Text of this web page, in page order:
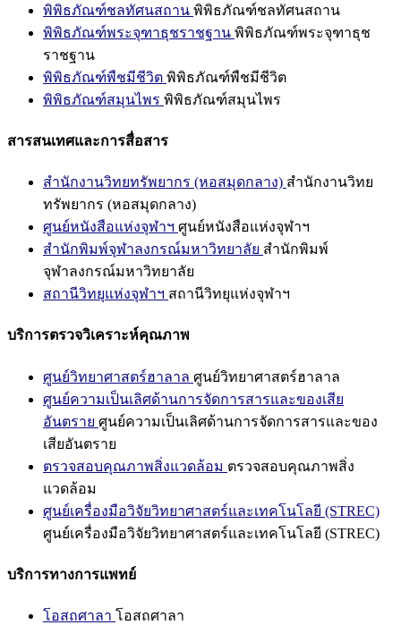
พิพิธภัณฑ์ชลทัศนสถาน พิพิธภัณฑ์ชลทัศนสถาน
พิพิธภัณฑ์พระจุฑาธุชราชฐาน พิพิธภัณฑ์พระจุฑาธุช
ราชฐาน
พิพิธภัณฑ์พืชมีชีวิต พิพิธภัณฑ์พืชมีชีวิต
พิพิธภัณฑ์สมุนไพร พิพิธภัณฑ์สมุนไพร
สารสนเทศและการสื่อสาร
สำนักงานวิทยทรัพยากร (หอสมุดกลาง) สำนักงานวิทย
ทรัพยากร (หอสมุดกลาง)
ศูนย์หนังสือแห่งจุฬาฯ ศูนย์หนังสือแห่งจุฬาฯ
สำนักพิมพ์จุฬาลงกรณ์มหาวิทยาลัย สำนักพิมพ์
จุฬาลงกรณ์มหาวิทยาลัย
สถานีวิทยุแห่งจุฬาฯ สถานีวิทยุแห่งจุฬาฯ
บริการตรวจวิเคราะห์คุณภาพ
ศูนย์วิทยาศาสตร์ฮาลาล ศูนย์วิทยาศาสตร์ฮาลาล
ศูนย์ความเป็นเลิศด้านการจัดการสารและของเสีย
อันตราย ศูนย์ความเป็นเลิศด้านการจัดการสารและของ
เสียอันตราย
ตรวจสอบคุณภาพสิ่งแวดล้อม ตรวจสอบคุณภาพสิ่ง
แวดล้อม
ศูนย์เครื่องมือวิจัยวิทยาศาสตร์และเทคโนโลยี (STREC)
ศูนย์เครื่องมือวิจัยวิทยาศาสตร์และเทคโนโลยี (STREC)
บริการทางการแพทย์
โอสถศาลา โอสถศาลา